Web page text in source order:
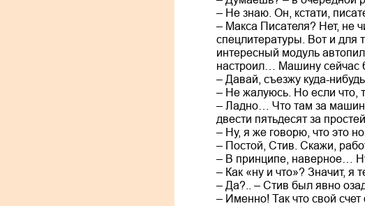
– Не знаю. Он, кстати,
– Макса Писателя? Нет, не
спецлитературы. Вот и для
интересный модуль
настроил… Машину сейчас
– Давай, съезжу куда-
– Не жалуюсь. Но если что,
– Ладно… Что там за
двести пятьдесят за
– Ну, я же говорю, что это
– Постой, Стив. Скажи,
– В принципе, наверное…
– Как «ну и что»? Значит, я
– Да?.. – Стив был явно
– Именно! Так что свой счет